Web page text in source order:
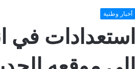
أخبار وطنية
استعدادات في